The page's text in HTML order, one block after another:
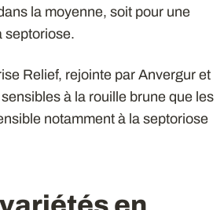
la moyenne, soit pour une
septoriose.
Relief, rejointe par Anvergur et
à la rouille brune que les
notamment à la septoriose